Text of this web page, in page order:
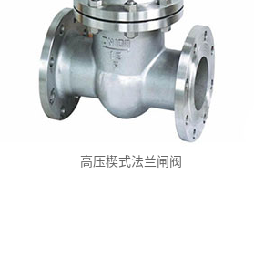
高压楔式法兰闸阀